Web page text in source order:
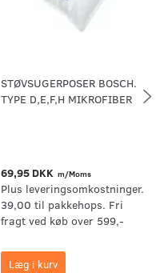
STØVSUGERPOSER BOSCH.
TYPE D,E,F,H MIKROFIBER
69,95 DKK m/Moms
Plus leveringsomkostninger.
39,00 til pakkehops. Fri
fragt ved køb over 599,-
Læg i kurv